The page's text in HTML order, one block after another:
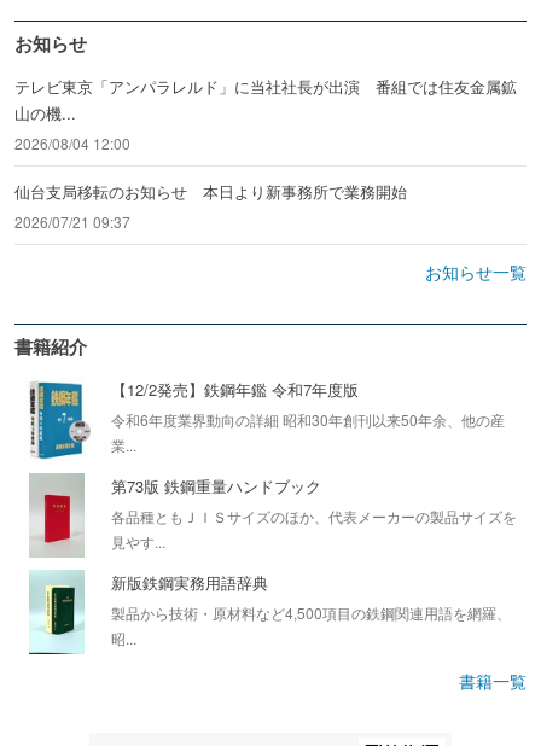
お知らせ
テレビ東京「アンパラレルド」に当社社長が出演 番組では住友金属鉱
山の機...
2026/08/04 12:00
仙台支局移転のお知らせ 本日より新事務所で業務開始
2026/07/21 09:37
お知らせ一覧
書籍紹介
【12/2発売】鉄鋼年鑑 令和7年度版
令和6年度業界動向の詳細 昭和30年創刊以来50年余、他の産
業...
第73版 鉄鋼重量ハンドブック
各品種ともＪＩＳサイズのほか、代表メーカーの製品サイズを
見やす...
新版鉄鋼実務用語辞典
製品から技術・原材料など4,500項目の鉄鋼関連用語を網羅、
昭...
書籍一覧